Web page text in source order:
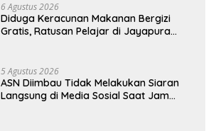
6 Agustus 2026
Diduga Keracunan Makanan Bergizi
Gratis, Ratusan Pelajar di Jayapura
5 Agustus 2026
ASN Diimbau Tidak Melakukan Siaran
Langsung di Media Sosial Saat Jam